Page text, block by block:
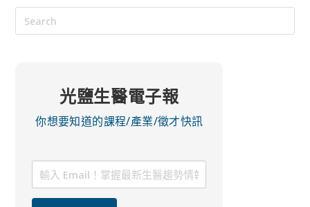
光鹽生醫電子報
你想要知道的課程/產業/徵才快訊